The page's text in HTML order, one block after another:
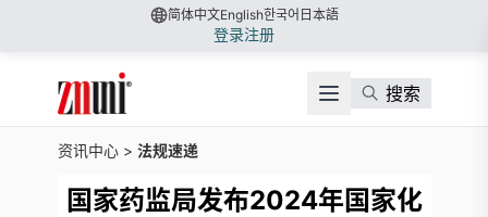
简体中文English한국어 日本語
登录注册
搜索
资讯中心 > 法规速递
国家药监局发布2024年国家化